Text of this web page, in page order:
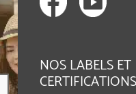
NOS LABELS ET
CERTIFICATIONS